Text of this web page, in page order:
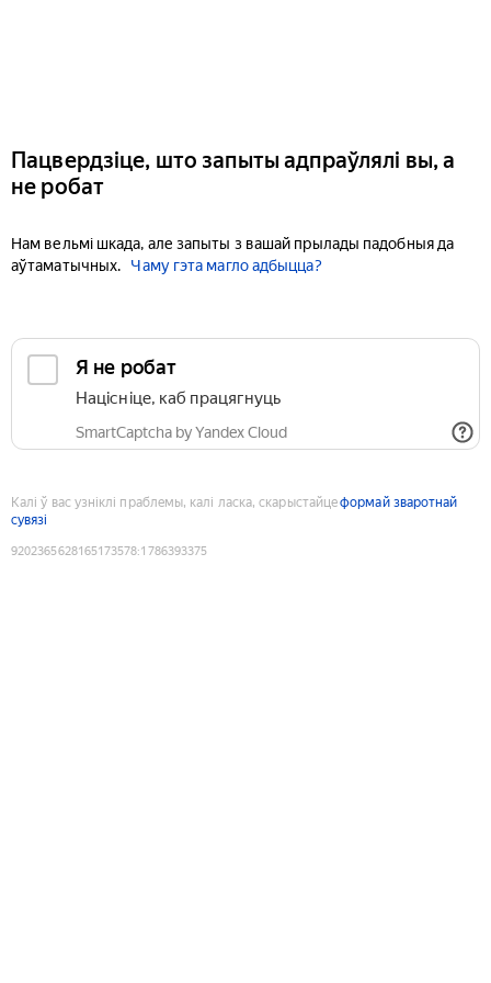
Пацвердзіце, што запыты адпраўлялі вы, а
не робат
Нам вельмі шкада, але запыты з вашай прылады падобныя да
аўтаматычных.
Чаму гэта магло адбыцца?
Я не робат
Націсніце, каб працягнуць
SmartCaptcha by Yandex Cloud
Калі ў вас узніклі праблемы, калі ласка, скарыстайцеформай зваротнай
сувязі
9202365628165173578:1786393375